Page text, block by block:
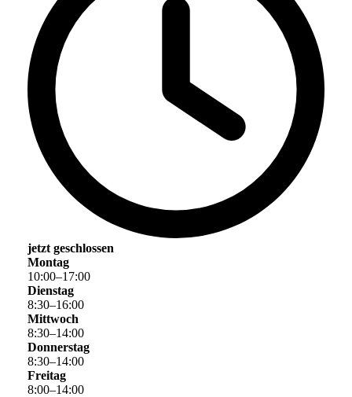
jetzt geschlossen
Montag
10:00–17:00
Dienstag
8:30–16:00
Mittwoch
8:30–14:00
Donnerstag
8:30–14:00
Freitag
8:00–14:00